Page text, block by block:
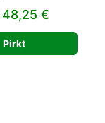
Original
price
was:
48,25 €
price
is:
Pirkt